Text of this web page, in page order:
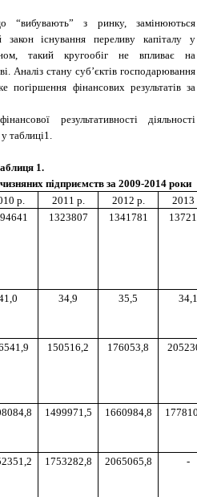
“вибувають” з ринку, замінюються
існування переливу капіталу у
такий кругообіг не впливає на
Аналіз стану суб’єктів господарювання
погіршення фінансових результатів за
результативності діяльності
таблиці1.
1.
підприємств за 2009-2014 роки
р. 2011 р. 2012 р.
2013
1323807 1341781 13
34,9 35,5 34,1
150516,2 176053,8
1499971,5 1660984,8
1753282,8 2065065,8 -